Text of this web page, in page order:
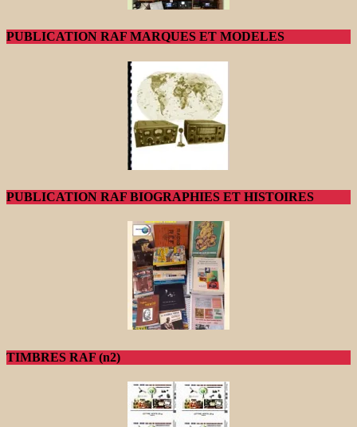
PUBLICATION RAF MARQUES ET MODELES
PUBLICATION RAF BIOGRAPHIES ET HISTOIRES
TIMBRES RAF (n2)